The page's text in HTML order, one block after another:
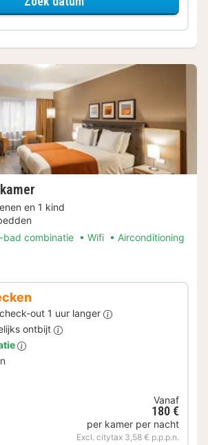
en 1 kind
bad combinatie Wifi Airconditioning
out 1 uur langer
ontbijt
Vanaf
180 €
per kamer per nacht
Excl. citytax 3,58 € p.p.p.n.